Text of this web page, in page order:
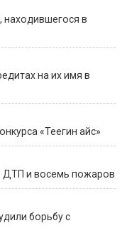
в
на их имя в
«Теегин айс»
ДТП и восемь пожаров
борьбу с